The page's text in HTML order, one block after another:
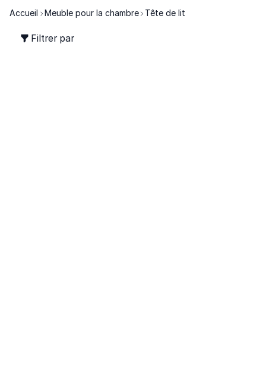
Accueil Meuble pour la chambre Tête de lit
Filtrer par